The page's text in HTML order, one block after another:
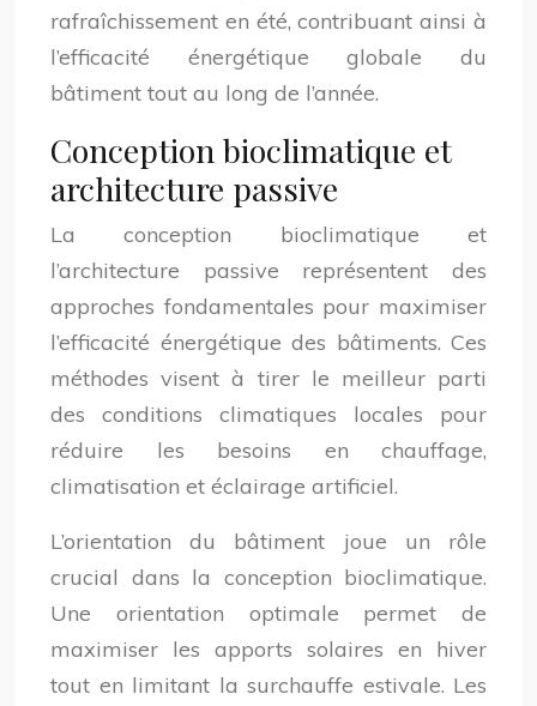
rafraîchissement en été, contribuant ainsi à
l’efficacité énergétique globale du
bâtiment tout au long de l’année.
Conception bioclimatique et
architecture passive
La conception bioclimatique et
l’architecture passive représentent des
approches fondamentales pour maximiser
l’efficacité énergétique des bâtiments. Ces
méthodes visent à tirer le meilleur parti
des conditions climatiques locales pour
réduire les besoins en chauffage,
climatisation et éclairage artificiel.
L’orientation du bâtiment joue un rôle
crucial dans la conception bioclimatique.
Une orientation optimale permet de
maximiser les apports solaires en hiver
tout en limitant la surchauffe estivale. Les